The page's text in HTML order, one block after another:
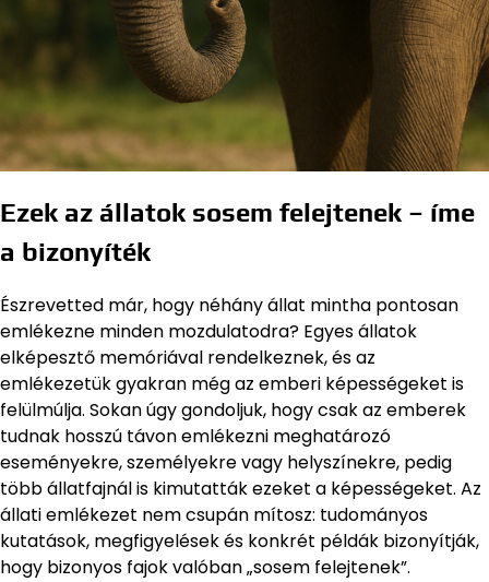
Ezek az állatok sosem felejtenek – íme
a bizonyíték
Észrevetted már, hogy néhány állat mintha pontosan
emlékezne minden mozdulatodra? Egyes állatok
elképesztő memóriával rendelkeznek, és az
emlékezetük gyakran még az emberi képességeket is
felülmúlja. Sokan úgy gondoljuk, hogy csak az emberek
tudnak hosszú távon emlékezni meghatározó
eseményekre, személyekre vagy helyszínekre, pedig
több állatfajnál is kimutatták ezeket a képességeket. Az
állati emlékezet nem csupán mítosz: tudományos
kutatások, megfigyelések és konkrét példák bizonyítják,
hogy bizonyos fajok valóban „sosem felejtenek”.